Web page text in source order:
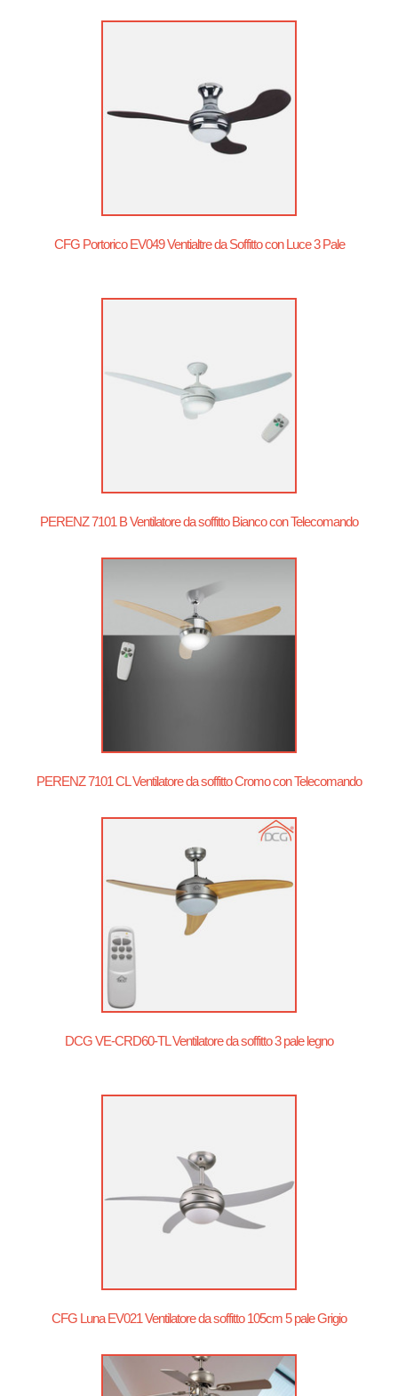
CFG Portorico EV049 Ventialtre da Soffitto con Luce 3 Pale
PERENZ 7101 B Ventilatore da soffitto Bianco con Telecomando
PERENZ 7101 CL Ventilatore da soffitto Cromo con Telecomando
DCG VE-CRD60-TL Ventilatore da soffitto 3 pale legno
CFG Luna EV021 Ventilatore da soffitto 105cm 5 pale Grigio